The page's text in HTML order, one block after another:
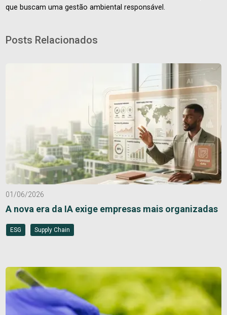
que buscam uma gestão ambiental responsável.
Posts Relacionados
01/06/2026
A nova era da IA exige empresas mais organizadas
ESG Supply Chain